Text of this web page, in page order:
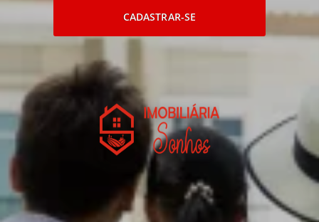
CADASTRAR-SE